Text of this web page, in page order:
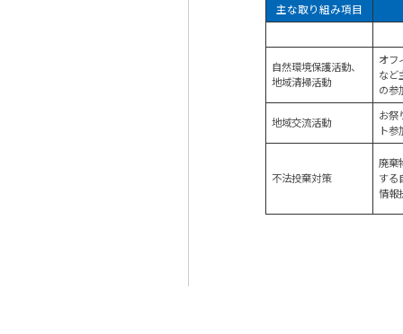
主な取り組み項目
自然環境保護活動、
地域清掃活動
オフ
など
の参
地域交流活動
お祭
ト参
不法投棄対策
廃棄
する
情報